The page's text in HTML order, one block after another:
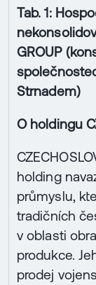
Tab. 1:
GROUP
Strnadem)
O holdingu
holding
průmyslu,
tradičních
v oblasti
produkce.
prodej